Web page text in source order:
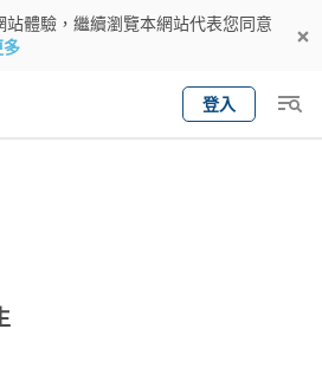
體驗，繼續瀏覽本網站代表您同意
多
登入